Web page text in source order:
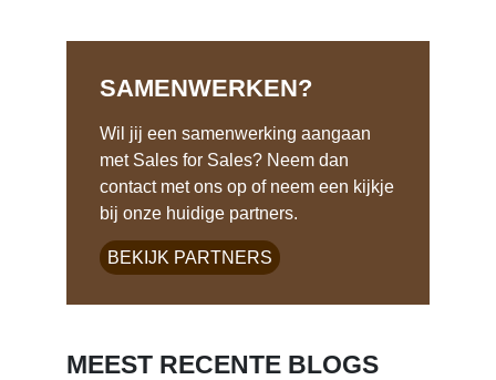
SAMENWERKEN?
Wil jij een samenwerking aangaan
met Sales for Sales? Neem dan
contact met ons op of neem een kijkje
bij onze huidige partners.
BEKIJK PARTNERS
MEEST RECENTE BLOGS